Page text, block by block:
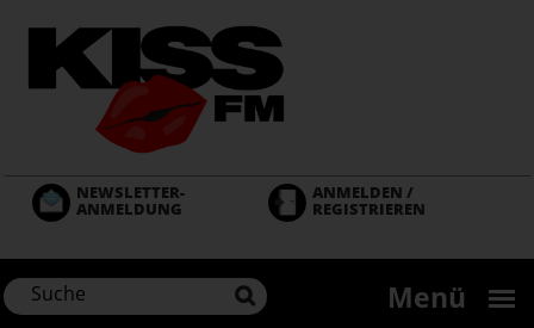
zum
NEWSLETTER-
ANMELDUNG
ANMELDEN /
REGISTRIEREN
Menü